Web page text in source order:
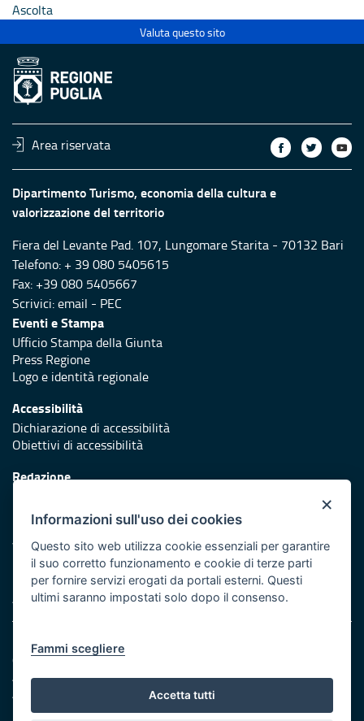
Ascolta
Valuta questo sito
Area riservata
Dipartimento Turismo, economia della cultura e
valorizzazione del territorio
Fiera del Levante Pad. 107, Lungomare Starita - 70132 Bari
Telefono: + 39 080 5405615
Fax: +39 080 5405667
Scrivici:email - PEC
Eventi e Stampa
Ufficio Stampa della Giunta
Press Regione
Logo e identità regionale
Accessibilità
Dichiarazione di accessibilità
Obiettivi di accessibilità
Redazione
Protezione civile
Vai al sito di Protezione Civile Puglia
Iniziativa finanziata con risorse del POR Puglia 2014/2020 -
Asse XI
Note legali
Cookie e privacy
Amministrazione trasparente
Atti di notifica
Feed RSS
×
Informazioni sull'uso dei cookies
Questo sito web utilizza cookie essenziali per garantire
il suo corretto funzionamento e cookie di terze parti
per fornire servizi erogati da portali esterni. Questi
ultimi saranno impostati solo dopo il consenso.
Fammi scegliere
Accetta tutti